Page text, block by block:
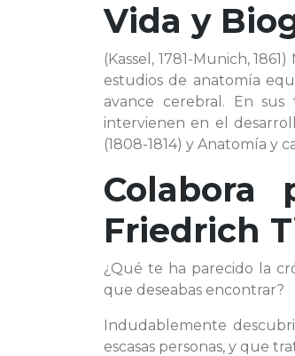
Vida y
(Kassel, 1781-Munich,
estudios de anatomía
avance cerebral. En
intervienen en el
(1808-1814) y Anatomía y
Friedrich
¿Qué te ha parecido la
que deseabas encontrar?
Indudablemente
escasas personas, y que